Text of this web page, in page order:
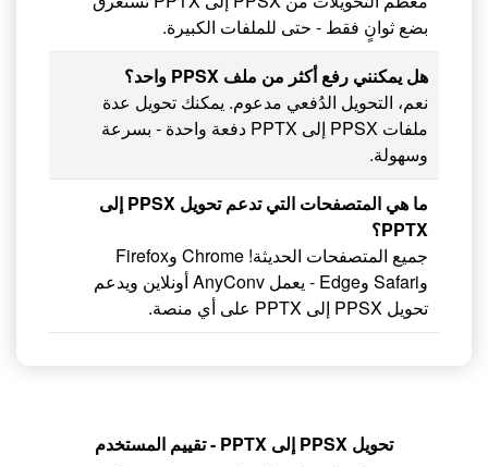
بضع ثوانٍ فقط - حتى للملفات الكبيرة.
هل يمكنني رفع أكثر من ملف PPSX واحد؟
نعم، التحويل الدُفعي مدعوم. يمكنك تحويل عدة
ملفات PPSX إلى PPTX دفعة واحدة - بسرعة
وسهولة.
ما هي المتصفحات التي تدعم تحويل PPSX إلى
PPTX؟
جميع المتصفحات الحديثة! Chrome وFirefox
وSafari وEdge - يعمل AnyConv أونلاين ويدعم
تحويل PPSX إلى PPTX على أي منصة.
تحويل PPSX إلى PPTX - تقييم المستخدم